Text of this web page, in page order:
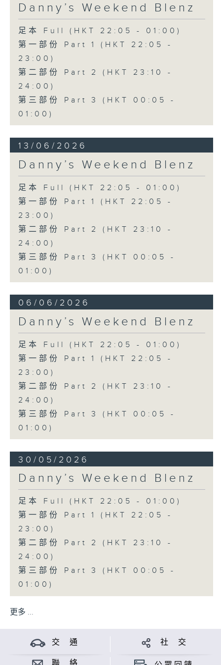
Danny’s Weekend Blenz
足本 Full (HKT 22:05 - 01:00)
第一部份 Part 1 (HKT 22:05 -
23:00)
第二部份 Part 2 (HKT 23:10 -
24:00)
第三部份 Part 3 (HKT 00:05 -
01:00)
13/06/2026
Danny’s Weekend Blenz
足本 Full (HKT 22:05 - 01:00)
第一部份 Part 1 (HKT 22:05 -
23:00)
第二部份 Part 2 (HKT 23:10 -
24:00)
第三部份 Part 3 (HKT 00:05 -
01:00)
06/06/2026
Danny’s Weekend Blenz
足本 Full (HKT 22:05 - 01:00)
第一部份 Part 1 (HKT 22:05 -
23:00)
第二部份 Part 2 (HKT 23:10 -
24:00)
第三部份 Part 3 (HKT 00:05 -
01:00)
30/05/2026
Danny’s Weekend Blenz
足本 Full (HKT 22:05 - 01:00)
第一部份 Part 1 (HKT 22:05 -
23:00)
第二部份 Part 2 (HKT 23:10 -
24:00)
第三部份 Part 3 (HKT 00:05 -
01:00)
更多 ...
交 通 社 交